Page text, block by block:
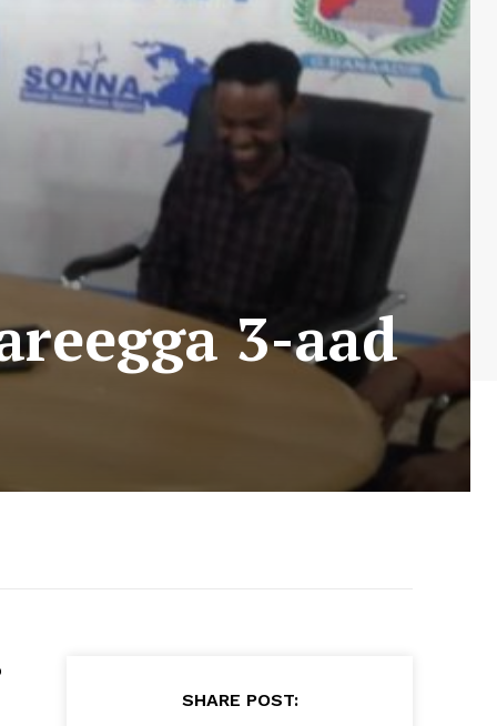
3-aad
SHARE POST: